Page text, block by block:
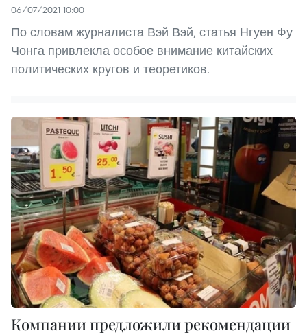
06/07/2021 10:00
По словам журналиста Вэй Вэй, статья Нгуен Фу
Чонга привлекла особое внимание китайских
политических кругов и теоретиков.
Компании предложили рекомендации